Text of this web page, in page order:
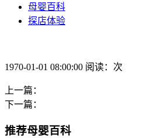
母婴百科
探店体验
1970-01-01 08:00:00 阅读：次
上一篇：
下一篇：
推荐母婴百科